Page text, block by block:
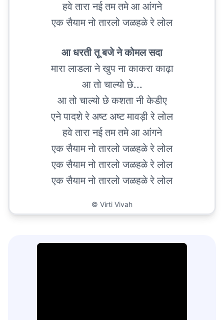
हवे तारा नई तम तमे आ आंगने
एक सैयाम नो तारलो जळहळे रे लोल
आ धरती तू बजे ने कोमल सदा
मारा लाडला ने खुप ना काकरा काढ़ा
आ तो चाल्यो छे...
आ तो चाल्यो छे कशता नी केडीए
एने पादशे रे अष्ट अष्ट मावड़ी रे लोल
हवे तारा नई तम तमे आ आंगने
एक सैयाम नो तारलो जळहळे रे लोल
एक सैयाम नो तारलो जळहळे रे लोल
एक सैयाम नो तारलो जळहळे रे लोल
© Virti Vivah